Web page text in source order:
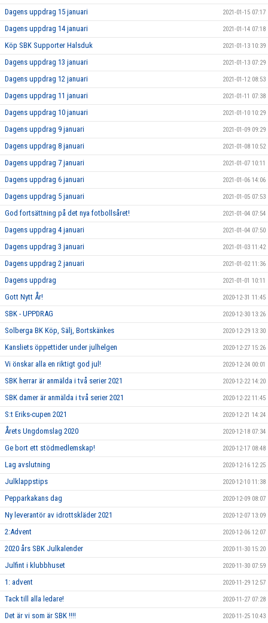
Dagens uppdrag 15 januari 2021-01-15 07:17
Dagens uppdrag 14 januari 2021-01-14 07:18
Köp SBK Supporter Halsduk 2021-01-13 10:39
Dagens uppdrag 13 januari 2021-01-13 07:29
Dagens uppdrag 12 januari 2021-01-12 08:53
Dagens uppdrag 11 januari 2021-01-11 07:38
Dagens uppdrag 10 januari 2021-01-10 10:29
Dagens uppdrag 9 januari 2021-01-09 09:29
Dagens uppdrag 8 januari 2021-01-08 10:52
Dagens uppdrag 7 januari 2021-01-07 10:11
Dagens uppdrag 6 januari 2021-01-06 14:06
Dagens uppdrag 5 januari 2021-01-05 07:53
God fortsättning på det nya fotbollsåret! 2021-01-04 07:54
Dagens uppdrag 4 januari 2021-01-04 07:50
Dagens uppdrag 3 januari 2021-01-03 11:42
Dagens uppdrag 2 januari 2021-01-02 11:36
Dagens uppdrag 2021-01-01 10:11
Gott Nytt År! 2020-12-31 11:45
SBK - UPPDRAG 2020-12-30 13:26
Solberga BK Köp, Sälj, Bortskänkes 2020-12-29 13:30
Kansliets öppettider under julhelgen 2020-12-27 15:26
Vi önskar alla en riktigt god jul! 2020-12-24 00:01
SBK herrar är anmälda i två serier 2021 2020-12-22 14:20
SBK damer är anmälda i två serier 2021 2020-12-22 11:45
S:t Eriks-cupen 2021 2020-12-21 14:24
Årets Ungdomslag 2020 2020-12-18 07:34
Ge bort ett stödmedlemskap! 2020-12-17 08:48
Lag avslutning 2020-12-16 12:25
Julklappstips 2020-12-10 11:38
Pepparkakans dag 2020-12-09 08:07
Ny leverantör av idrottskläder 2021 2020-12-07 13:09
2:Advent 2020-12-06 12:07
2020 års SBK Julkalender 2020-11-30 15:20
Julfint i klubbhuset 2020-11-30 07:59
1: advent 2020-11-29 12:57
Tack till alla ledare! 2020-11-27 07:28
Det är vi som är SBK !!!! 2020-11-25 10:43